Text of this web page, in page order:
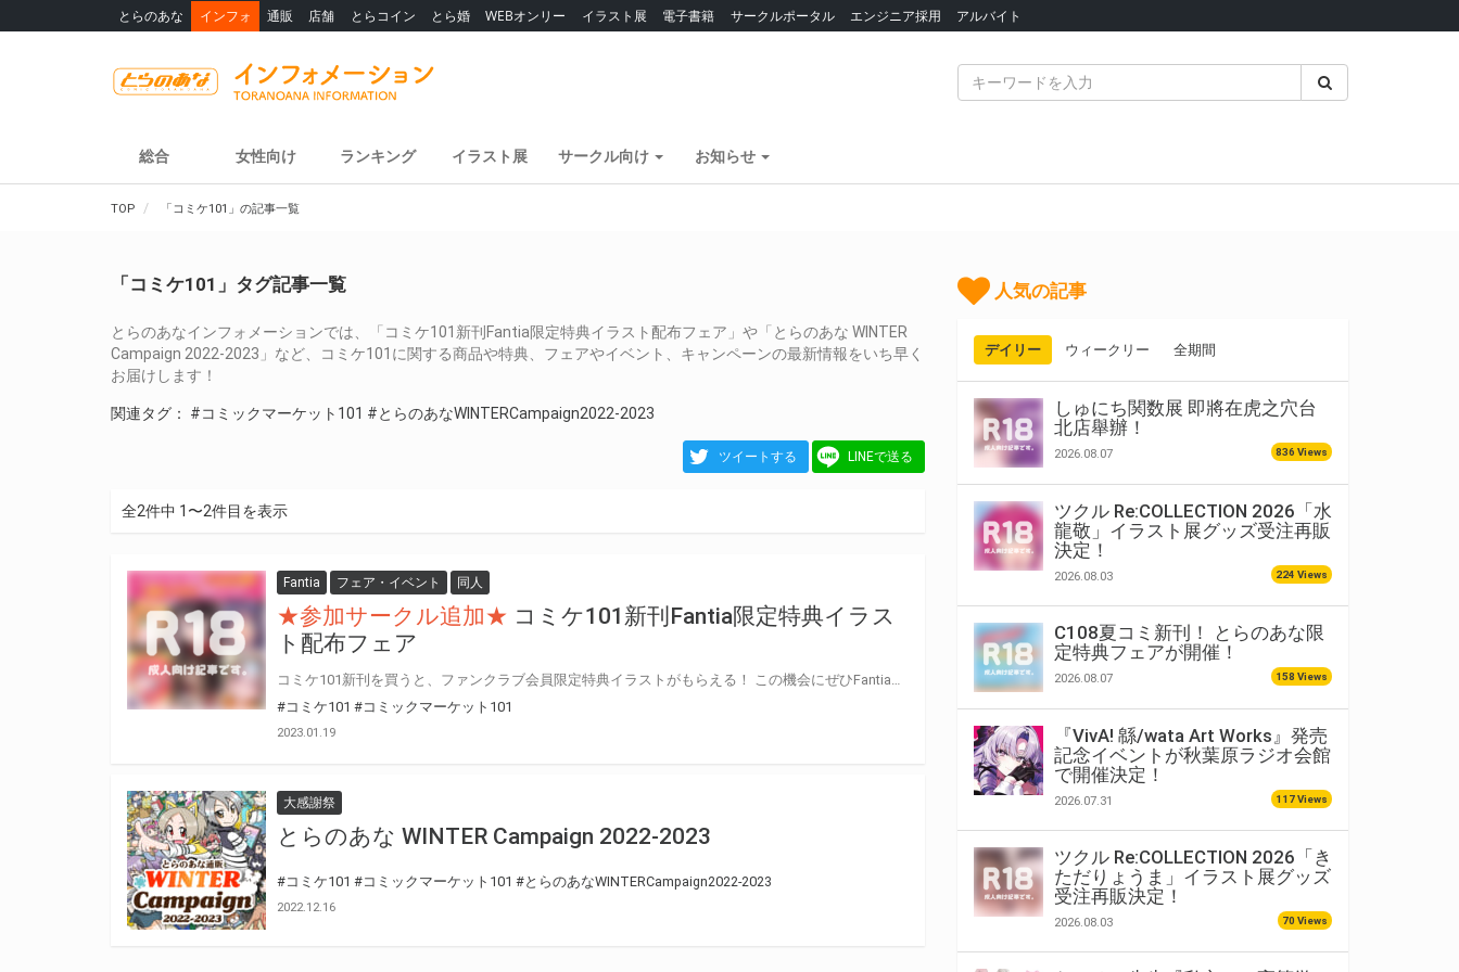
とらのあな インフォ 通販 店舗 とらコイン とら婚 WEBオンリー イラスト展 電子書籍 サークルポータル エンジニア採用 アルバイト
総合 女性向け ランキング イラスト展 サークル向け お知らせ
TOP 「コミケ101」の記事一覧
「コミケ101」タグ記事一覧
とらのあなインフォメーションでは、「コミケ101新刊Fantia限定特典イラスト配布フェア」や「とらのあな WINTER
Campaign 2022-2023」など、コミケ101に関する商品や特典、フェアやイベント、キャンペーンの最新情報をいち早く
お届けします！
関連タグ： #コミックマーケット101 #とらのあなWINTERCampaign2022-2023
ツイートする LINEで送る
全2件中 1〜2件目を表示
Fantia フェア・イベント 同人
★参加サークル追加★ コミケ101新刊Fantia限定特典イラス
ト配布フェア
#コミケ101 #コミックマーケット101
2023.01.19
大感謝祭
とらのあな WINTER Campaign 2022-2023
#コミケ101 #コミックマーケット101 #とらのあなWINTERCampaign2022-2023
2022.12.16
人気の記事
デイリー ウィークリー 全期間
しゅにち関数展 即將在虎之穴台
北店舉辦！
2026.08.07 836 Views
ツクル Re:COLLECTION 2026「水
龍敬」イラスト展グッズ受注再販
決定！
2026.08.03 224 Views
C108夏コミ新刊！ とらのあな限
定特典フェアが開催！
2026.08.07 158 Views
『VivA! 緜/wata Art Works』発売
記念イベントが秋葉原ラジオ会館
で開催決定！
2026.07.31 117 Views
ツクル Re:COLLECTION 2026「き
ただりょうま」イラスト展グッズ
受注再販決定！
2026.08.03 70 Views